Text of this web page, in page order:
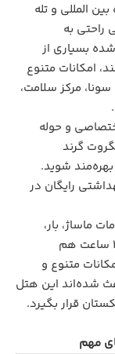
بین المللی و تله
راحتی به
بسیاری از
امکانات متنوع
مرکز سلامت،
و حوله
گرند
بهره‌مند شوید.
رایگان در
ماساژ، بار،
پارکینگ خصوصی رایگان در محل و پذیرش ۲۴ ساعت هم
متنوع و
شده‌اند این هتل
قرار بگیرد.
مهم